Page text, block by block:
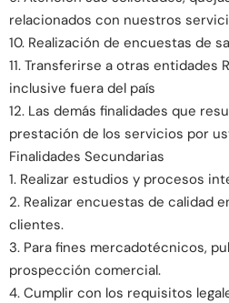
relacionados con nuestros
10. Realización de encuestas de
11. Transferirse a otras entidades
inclusive fuera del país
12. Las demás finalidades que
prestación de los servicios por
Finalidades Secundarias
1. Realizar estudios y procesos
2. Realizar encuestas de calidad
clientes.
3. Para fines mercadotécnicos,
prospección comercial.
4. Cumplir con los requisitos